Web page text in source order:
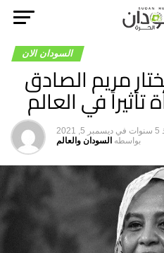
السودان الان
مريم الصادق
في ديسمبر 5, 2021
بواسطه السودان والعالم